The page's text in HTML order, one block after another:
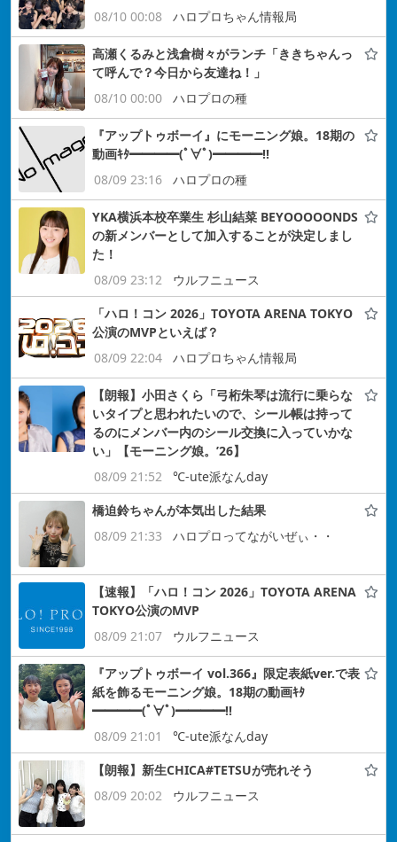
08/10 00:08 ハロプロちゃん情報局
高瀬くるみと浅倉樹々がランチ「ききちゃんっ
て呼んで？今日から友達ね！」
08/10 00:00
ハロプロの種
『アップトゥボーイ』にモーニング娘。18期の
動画ｷﾀ━━━━(ﾟ∀ﾟ)━━━━!!
08/09 23:16
ハロプロの種
YKA横浜本校卒業生 杉山結菜 BEYOOOOONDS
の新メンバーとして加入することが決定しまし
た！
08/09 23:12
ウルフニュース
「ハロ！コン 2026」TOYOTA ARENA TOKYO
公演のMVPといえば？
08/09 22:04
ハロプロちゃん情報局
【朗報】小田さくら「弓桁朱琴は流行に乗らな
いタイプと思われたいので、シール帳は持って
るのにメンバー内のシール交換に入っていかな
い」【モーニング娘。’26】
08/09 21:52
℃-ute派なんday
橋迫鈴ちゃんが本気出した結果
08/09 21:33
ハロプロってながいぜぃ・・
【速報】「ハロ！コン 2026」TOYOTA ARENA
TOKYO公演のMVP
08/09 21:07
ウルフニュース
『アップトゥボーイ vol.366』限定表紙ver.で表
紙を飾るモーニング娘。18期の動画ｷﾀ
━━━━(ﾟ∀ﾟ)━━━━!!
08/09 21:01
℃-ute派なんday
【朗報】新生CHICA#TETSUが売れそう
08/09 20:02
ウルフニュース